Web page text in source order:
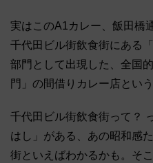
実はこのA1カレー、飯田橋
千代田ビル街飲食街にある
部門として出現した、全国
門」の間借りカレー店という
千代田ビル街飲食街って？
はし」がある、あの昭和感
街といえばわかるかも。そ